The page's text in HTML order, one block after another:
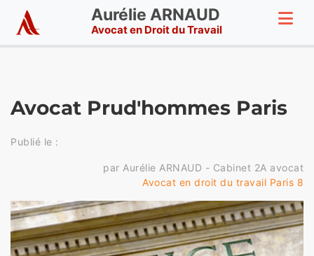
Aurélie ARNAUD
Avocat en Droit du Travail
Avocat Prud'hommes Paris
Publié le :
par Aurélie ARNAUD - Cabinet 2A avocat
Avocat en droit du travail Paris 8